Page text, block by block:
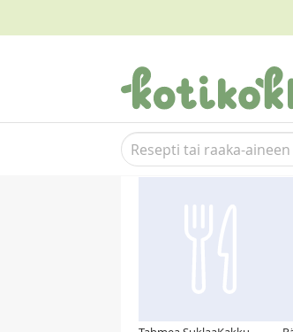
Suosittelemme